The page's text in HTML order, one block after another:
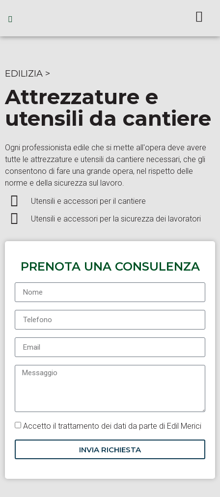
EDILIZIA >
Attrezzature e
utensili da cantiere
Ogni professionista edile che si mette all'opera deve avere
tutte le attrezzature e utensili da cantiere necessari, che gli
consentono di fare una grande opera, nel rispetto delle
norme e della sicurezza sul lavoro.
Utensili e accessori per il cantiere
Utensili e accessori per la sicurezza dei lavoratori
PRENOTA UNA CONSULENZA
Accetto il trattamento dei dati da parte di Edil Merici
INVIA RICHIESTA